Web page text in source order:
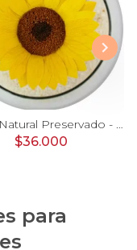
Girasol Natural Preservado - girasol preservado en pecera vidrio con piedrecitas
$36.000
para